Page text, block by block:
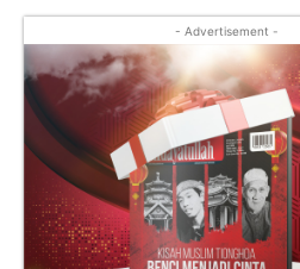
- Advertisement -